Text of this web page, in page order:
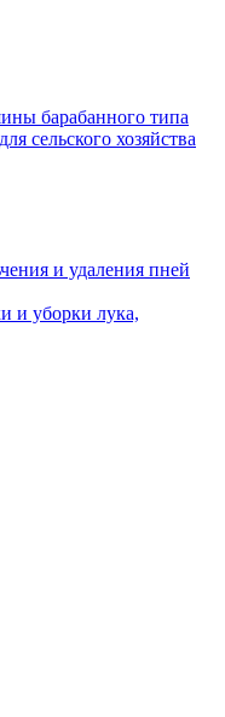
барабанного типа
сельского хозяйства
и удаления пней
и уборки лука,